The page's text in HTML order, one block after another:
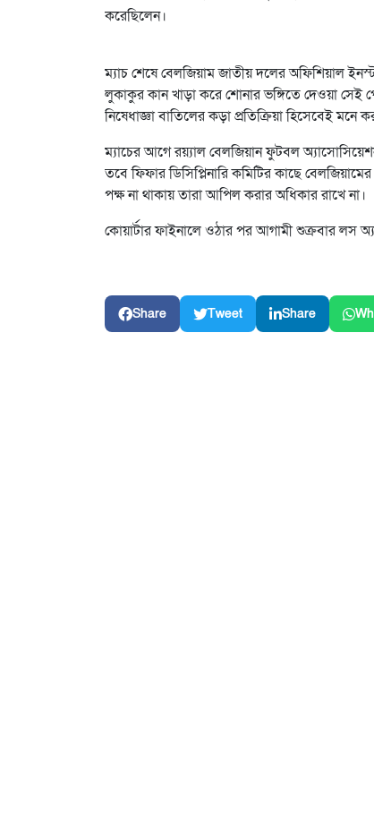
করেছিলেন।
ম্যাচ শেষে বেলজিয়াম জাতীয় দলের অফিশিয়াল
লুকাকুর কান খাড়া করে শোনার ভঙ্গিতে দেওয়া সেই
নিষেধাজ্ঞা বাতিলের কড়া প্রতিক্রিয়া হিসেবেই মনে
ম্যাচের আগে রয়্যাল বেলজিয়ান ফুটবল
তবে ফিফার ডিসিপ্লিনারি কমিটির কাছে
পক্ষ না থাকায় তারা আপিল করার অধিকার রাখে না।
কোয়ার্টার ফাইনালে ওঠার পর আগামী শুক্রবার লস
Share Tweet Share